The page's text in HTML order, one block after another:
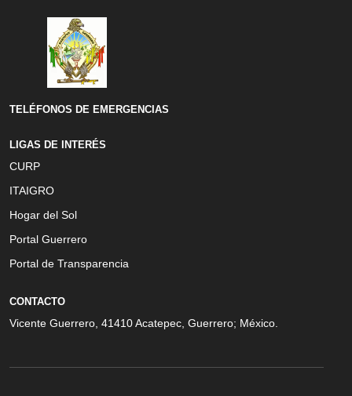
TELÉFONOS DE EMERGENCIAS
LIGAS DE INTERÉS
CURP
ITAIGRO
Hogar del Sol
Portal Guerrero
Portal de Transparencia
CONTACTO
Vicente Guerrero, 41410 Acatepec, Guerrero; México.